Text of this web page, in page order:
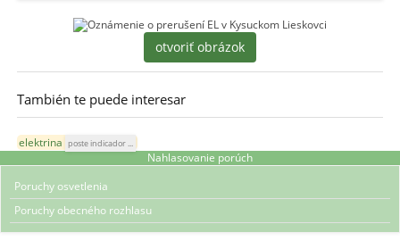
otvoriť obrázok
También te puede interesar
elektrina poste indicador ...
Nahlasovanie porúch
Poruchy osvetlenia
Poruchy obecného rozhlasu